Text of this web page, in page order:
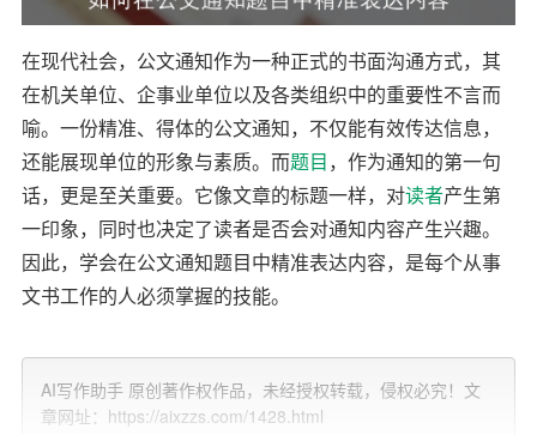
在现代社会，公文通知作为一种正式的书面沟通方式，其
在机关单位、企事业单位以及各类组织中的重要性不言而
喻。一份精准、得体的公文通知，不仅能有效传达信息，
还能展现单位的形象与素质。而题目，作为通知的第一句
话，更是至关重要。它像文章的标题一样，对读者产生第
一印象，同时也决定了读者是否会对通知内容产生兴趣。
因此，学会在公文通知题目中精准表达内容，是每个从事
文书工作的人必须掌握的技能。
首先，我们需要了解公文通知题目的基本要素：
AI写作助手 原创著作权作品，未经授权转载，侵权必究！文
章网址：https://aixzzs.com/1428.html